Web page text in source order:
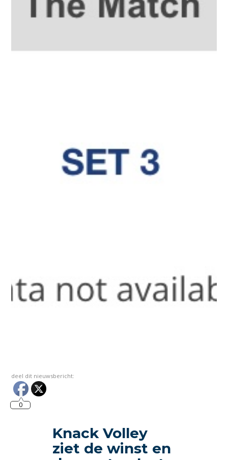
deel dit nieuwsbericht:
0
Knack Volley
ziet de winst en